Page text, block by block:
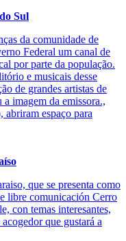
Sul
da comunidade de
Federal um canal de
por parte da população.
e musicais desse
de grandes artistas de
imagem da emissora.,
espaço para
que se presenta como
libre comunicación Cerro
con temas interesantes,
que gustará a